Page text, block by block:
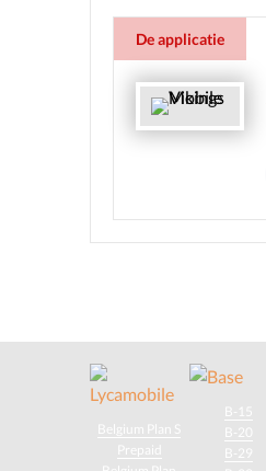
De applicatie
Belgium Plan S
Prepaid
B-15
B-20
B-29